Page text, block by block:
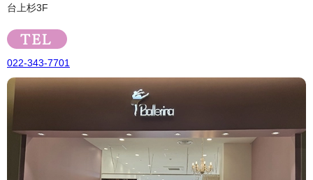
台上杉3F
022-343-7701